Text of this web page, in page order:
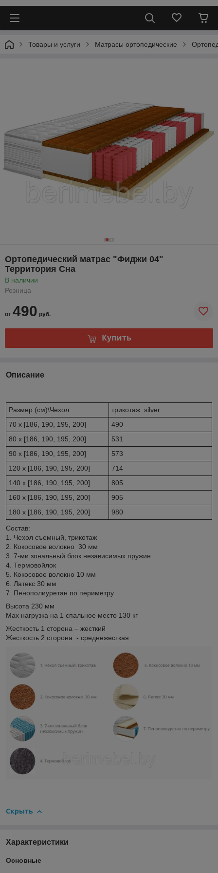
Товары и услуги Матрасы ортопедические
Ортопедический матрас "Фиджи 04"
Территория Сна
В наличии
Розница
от 490 руб.
Купить
Описание
Размер (см)\Чехол
трикотаж silver
70 x [186, 190, 195, 200]
490
80 x [186, 190, 195, 200]
531
90 x [186, 190, 195, 200]
573
120 x [186, 190, 195, 200]
714
140 x [186, 190, 195, 200]
805
160 x [186, 190, 195, 200]
905
180 x [186, 190, 195, 200]
980
Состав:
1. Чехол съемный, трикотаж
2. Кокосовое волокно 30 мм
3. 7-ми зональный блок независимых пружин
4. Термовойлок
5. Кокосовое волокно 10 мм
6. Латекс 30 мм
7. Пенополиуретан по периметру
Высота 230 мм
Маx нагрузка на 1 спальное место 130 кг
Жесткость 1 сторона – жесткий
Жесткость 2 сторона - среднежесткая
Скрыть
Характеристики
Основные